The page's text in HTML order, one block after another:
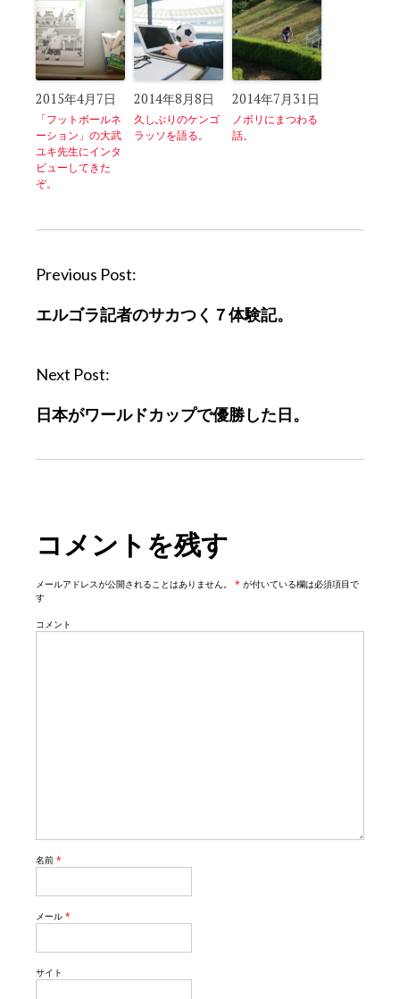
2015年4月7日
「フットボールネ
ーション」の大武
ユキ先生にインタ
ビューしてきた
ぞ。
2014年8月8日
久しぶりのケンゴ
ラッソを語る。
2014年7月31日
ノボリにまつわる
話。
P
s
n
v
n
Previous Post:
エルゴラ記者のサカつく７体験記。
Next Post:
日本がワールドカップで優勝した日。
コメントを残す
メールアドレスが公開されることはありません。 * が付いている欄は必須項目で
す
コメント
名前 *
メール *
サイト